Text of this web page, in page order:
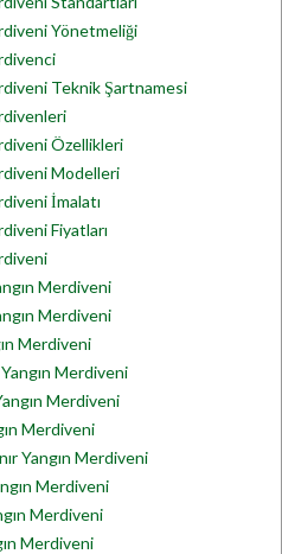
Yönetmeliği
Teknik Şartnamesi
Özellikleri
Modelleri
İmalatı
Fiyatları
Merdiveni
Merdiveni
Merdiveni
Merdiveni
Merdiveni
Merdiveni
Yangın Merdiveni
Merdiveni
Merdiveni
Merdiveni